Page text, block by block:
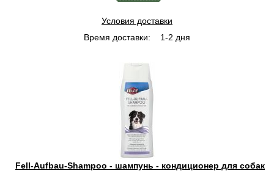
Условия доставки
Время доставки:
1-2 дня
Fell-Aufbau-Shampoo - шампунь - кондиционер для собак